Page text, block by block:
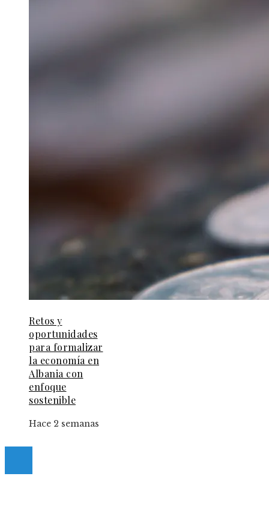
Retos y
oportunidades
para formalizar
la economía en
Albania con
enfoque
sostenible
Hace 2 semanas